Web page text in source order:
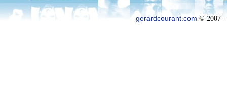
gerardcourant.com © 2007